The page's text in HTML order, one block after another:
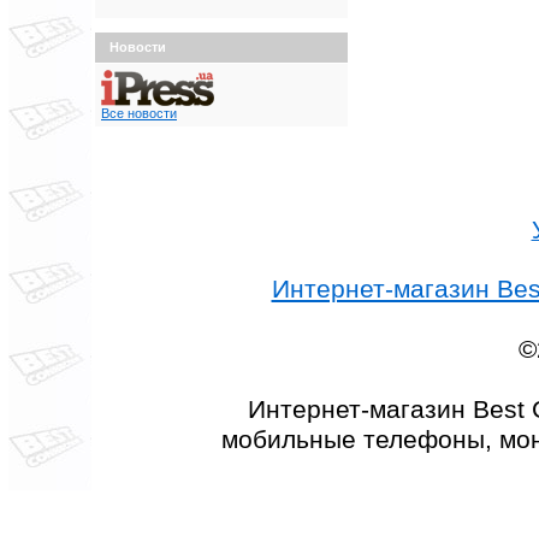
Новости
Все новости
Интернет-магазин
Интернет-магазин Best
мобильные телефоны,